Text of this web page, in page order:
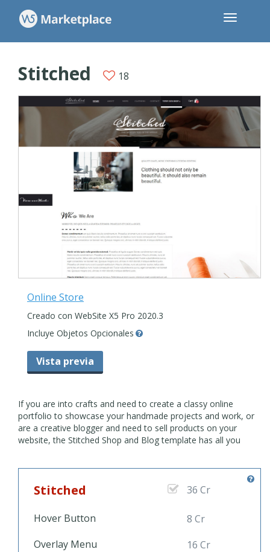
Stitched 18
Online Store
Creado con WebSite X5 Pro 2020.3
Incluye Objetos Opcionales
Vista previa
If you are into crafts and need to create a classy online
portfolio to showcase your handmade projects and work, or
are a creative blogger and need to sell products on your
website, the Stitched Shop and Blog template has all you
Stitched 36 Cr
Hover Button
8 Cr
Overlay Menu
16 Cr